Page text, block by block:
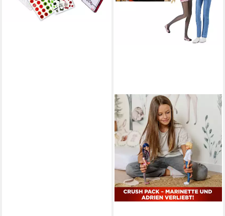
lieferbar - in 1-2 Werktagen bei dir